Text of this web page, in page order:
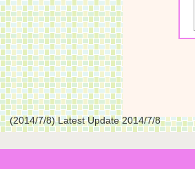
(2014/7/8) Latest Update 2014/7/8